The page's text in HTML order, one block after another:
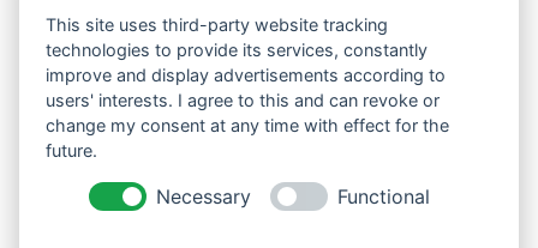
Westküste UG (haftungsbeschränkt)
Menzlingen 14 B
51503 Rösrath
Datenschutzerklärung
This site uses third-party website tracking
technologies to provide its services, constantly
improve and display advertisements according to
users' interests. I agree to this and can revoke or
change my consent at any time with effect for the
future.
Necessary Functional